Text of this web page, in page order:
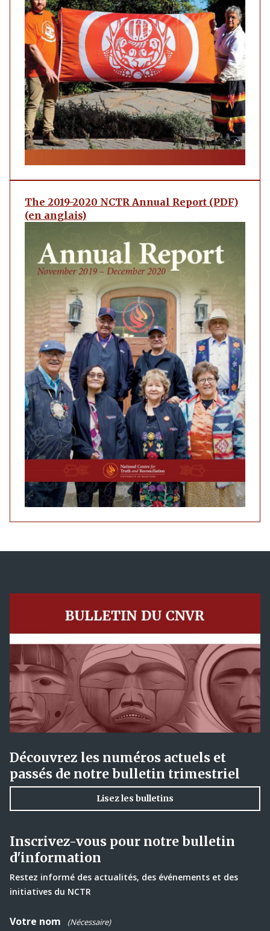
The 2019-2020 NCTR Annual Report (PDF)
(en anglais)
Découvrez les numéros actuels et
passés de notre bulletin trimestriel
Lisez les bulletins
Inscrivez-vous pour notre bulletin
d'information
Restez informé des actualités, des événements et des
initiatives du NCTR
Votre nom (Nécessaire)